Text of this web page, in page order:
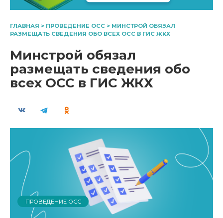
ГЛАВНАЯ > ПРОВЕДЕНИЕ ОСС > МИНСТРОЙ ОБЯЗАЛ
РАЗМЕЩАТЬ СВЕДЕНИЯ ОБО ВСЕХ ОСС В ГИС ЖКХ
Минстрой обязал
размещать сведения обо
всех ОСС в ГИС ЖКХ
ПРОВЕДЕНИЕ ОСС